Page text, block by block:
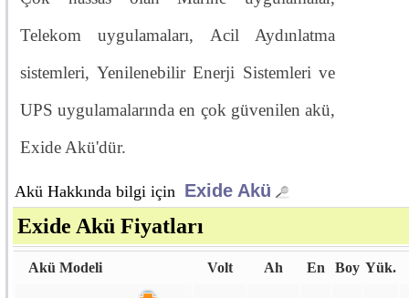
Telekom uygulamaları, Acil Aydınlatma
sistemleri, Yenilenebilir Enerji Sistemleri ve
UPS uygulamalarında en çok güvenilen akü,
Exide Akü'dür.
Akü Hakkında bilgi için Exide Akü
Exide Akü Fiyatları
Akü Modeli Volt Ah En Boy Yük.